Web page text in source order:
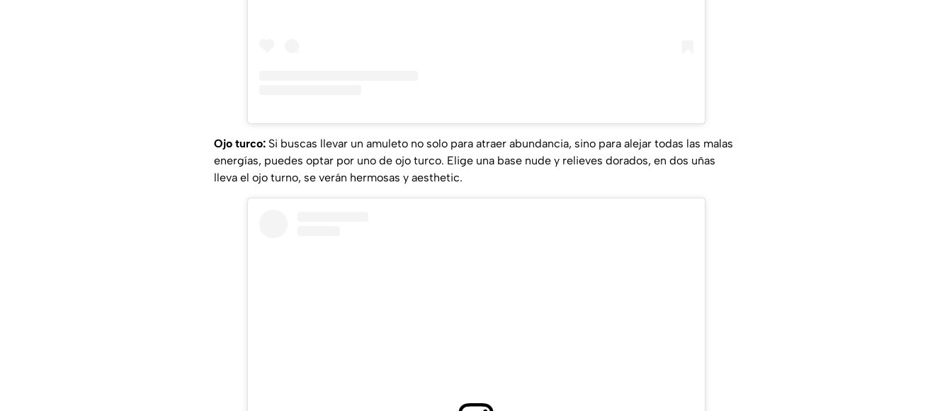
Ojo turco: Si buscas llevar un amuleto no solo para atraer abundancia, sino para alejar todas las malas
energías, puedes optar por uno de ojo turco. Elige una base nude y relieves dorados, en dos uñas
lleva el ojo turno, se verán hermosas y aesthetic.